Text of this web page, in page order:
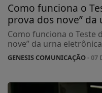
Como funciona o
prova dos nove”
Como funciona o Teste
nove” da urna eletrônica
GENESIS COMUNICAÇÃO- 07